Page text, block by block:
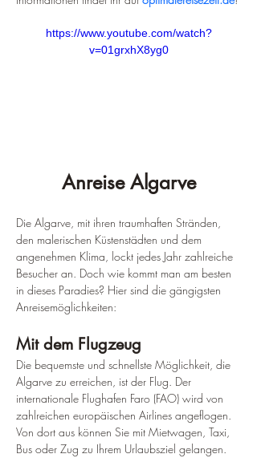
https://www.youtube.com/watch?
v=01grxhX8yg0
Anreise Algarve
Die Algarve, mit ihren traumhaften Stränden,
den malerischen Küstenstädten und dem
angenehmen Klima, lockt jedes Jahr zahlreiche
Besucher an. Doch wie kommt man am besten
in dieses Paradies? Hier sind die gängigsten
Anreisemöglichkeiten:
Mit dem Flugzeug
Die bequemste und schnellste Möglichkeit, die
Algarve zu erreichen, ist der Flug. Der
internationale Flughafen Faro (FAO) wird von
zahlreichen europäischen Airlines angeflogen.
Von dort aus können Sie mit Mietwagen, Taxi,
Bus oder Zug zu Ihrem Urlaubsziel gelangen.